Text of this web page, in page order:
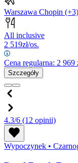
Warszawa Chopin (+3)
All inclusive
2 519zł/os.
Cena regularna: 2 969
Szczegóły
4.3/6 (12 opinii)
Wypoczynek •